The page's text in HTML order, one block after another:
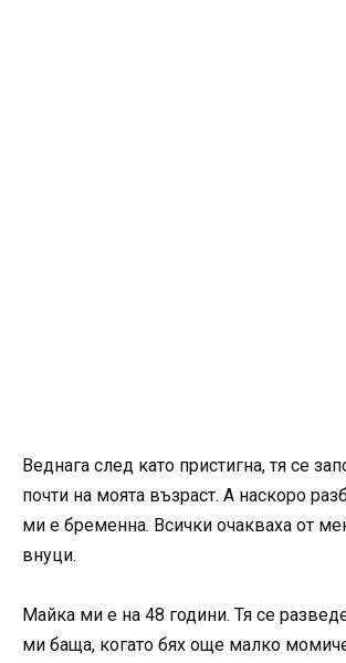
Веднага след като пристигна, тя се
почти на моята възраст. А наскоро
ми е бременна. Всички очакваха от
внуци.
Майка ми е на 48 години. Тя се
ми баща, когато бях още малко